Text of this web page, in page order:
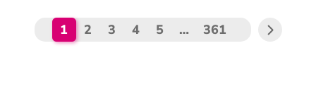
1 2 3 4 5 … 361